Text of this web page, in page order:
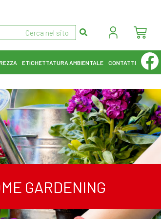
ETICHETTATURA AMBIENTALE CONTATTI
GARDENING